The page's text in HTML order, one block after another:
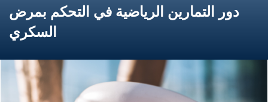
دور التمارين الرياضية في التحكم بمرض
السكري